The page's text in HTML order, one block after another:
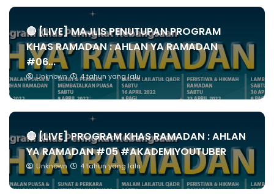
🔴 [LIVE] MAJLIS PENUTUPAN PROGRAM
KHAS RAMADAN : AHLAN YA RAMADAN
#06...
Unknown 4 tahun yang lalu
🔴 [LIVE] PROGRAM KHAS RAMADAN : AHLAN
YA RAMADAN #05 #AKADEMIYOUTUBER
Unknown 4 tahun yang lalu